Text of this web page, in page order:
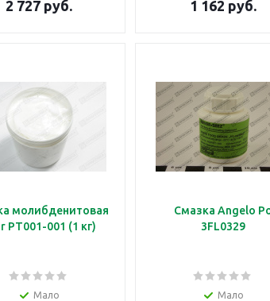
2 727 руб. 1 162 руб.
молибденитовая
PT001-001 (1 кг)
Мало
Смазка Angelo
3FL0329
Мало